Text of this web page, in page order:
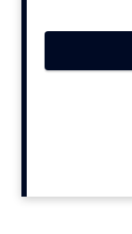
Carriere
Design